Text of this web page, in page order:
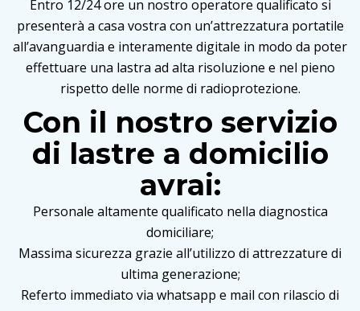
Entro 12/24 ore un nostro operatore qualificato si
presenterà a casa vostra con un’attrezzatura portatile
all’avanguardia e interamente digitale in modo da poter
effettuare una lastra ad alta risoluzione e nel pieno
rispetto delle norme di radioprotezione.
Con il nostro servizio
di lastre a domicilio
avrai:
Personale altamente qualificato nella diagnostica
domiciliare;
Massima sicurezza grazie all’utilizzo di attrezzature di
ultima generazione;
Referto immediato via whatsapp e mail con rilascio di